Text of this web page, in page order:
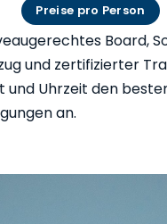
Preise pro Person
Board,
und zertifizierter
und Uhrzeit den
an.